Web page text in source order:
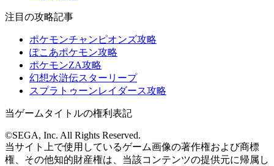
注目の攻略記事
ポケモンチャンピオンズ攻略
ぽこあポケモン攻略
ポケモンZA攻略
幻想水滸伝スターリープ
スプラトゥーンレイダース攻略
当ゲームタイトルの権利表記
©SEGA, Inc. All Rights Reserved.
当サイト上で使用しているゲーム画像の著作権および商標
権、その他知的財産権は、当該コンテンツの提供元に帰属し